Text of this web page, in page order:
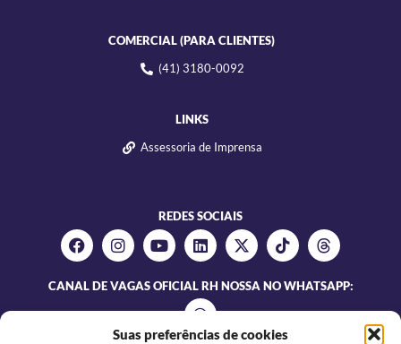
Suas preferências de cookies
COMERCIAL (PARA CLIENTES)
(41) 3180-0092
LINKS
Assessoria de Imprensa
REDES SOCIAIS
CANAL DE VAGAS OFICIAL RH NOSSA NO WHATSAPP: